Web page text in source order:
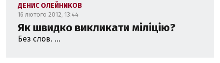
ДЕНИС ОЛЕЙНИКОВ
16 лютого 2012, 13:44
Як швидко викликати міліцію?
Без слов. ...